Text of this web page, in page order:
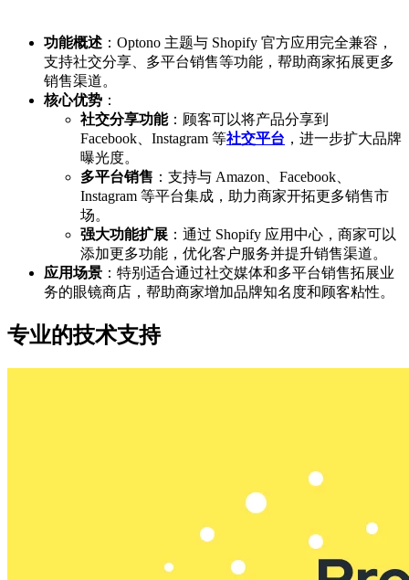
功能概述 ：Optono 主题与 Shopify 官方应用完全兼容，
支持社交分享、多平台销售等功能，帮助商家拓展更多
销售渠道。
核心优势 ：
社交分享功能：顾客可以将产品分享到
Facebook、Instagram 等社交平台 ，进一步扩大品牌
曝光度。
多平台销售 ：支持与 Amazon、Facebook、
Instagram 等平台集成，助力商家开拓更多销售市
场。
强大功能扩展 ：通过 Shopify 应用中心，商家可以
添加更多功能，优化客户服务并提升销售渠道。
应用场景 ：特别适合通过社交媒体和多平台销售拓展业
务的眼镜商店，帮助商家增加品牌知名度和顾客粘性。
专业的技术支持